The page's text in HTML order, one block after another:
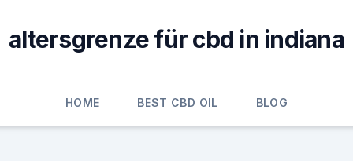
altersgrenze für cbd in indiana
HOME BEST CBD OIL BLOG